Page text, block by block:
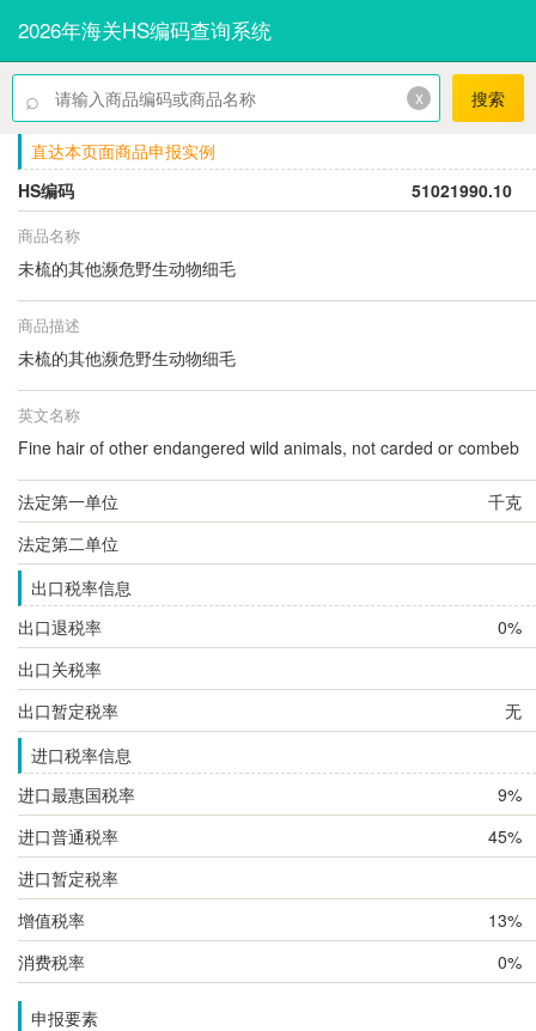
2026年海关HS编码查询系统
⌕ x 搜索
直达本页面商品申报实例
HS编码
51021990.10
商品名称
未梳的其他濒危野生动物细毛
商品描述
未梳的其他濒危野生动物细毛
英文名称
Fine hair of other endangered wild animals, not carded or combeb
法定第一单位
千克
法定第二单位
出口税率信息
出口退税率
0%
出口关税率
出口暂定税率
无
进口税率信息
进口最惠国税率
9%
进口普通税率
45%
进口暂定税率
增值税率
13%
消费税率
0%
申报要素